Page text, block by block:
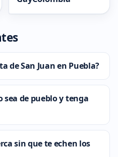
de San Juan en Puebla?
sea de pueblo y tenga
sin que te echen los